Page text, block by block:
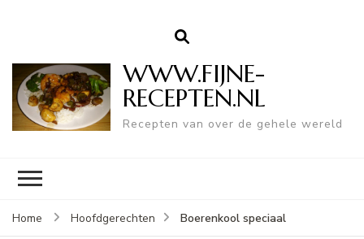
WWW.FIJNE-
RECEPTEN.NL
Recepten van over de gehele wereld
Home Hoofdgerechten Boerenkool speciaal